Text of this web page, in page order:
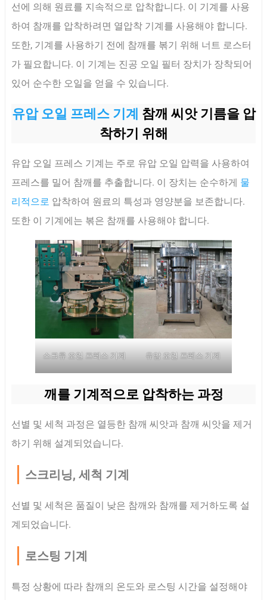
선에 의해 원료를 지속적으로 압착합니다. 이 기계를 사용
하여 참깨를 압착하려면 열압착 기계를 사용해야 합니다.
또한, 기계를 사용하기 전에 참깨를 볶기 위해 너트 로스터
가 필요합니다. 이 기계는 진공 오일 필터 장치가 장착되어
있어 순수한 오일을 얻을 수 있습니다.
유압 오일 프레스 기계 참깨 씨앗 기름을 압
착하기 위해
유압 오일 프레스 기계는 주로 유압 오일 압력을 사용하여
프레스를 밀어 참깨를 추출합니다. 이 장치는 순수하게 물
리적으로 압착하여 원료의 특성과 영양분을 보존합니다.
또한 이 기계에는 볶은 참깨를 사용해야 합니다.
스크류 오일 프레스 기계 유압 오일 프레스 기계
깨를 기계적으로 압착하는 과정
선별 및 세척 과정은 열등한 참깨 씨앗과 참깨 씨앗을 제거
하기 위해 설계되었습니다.
스크리닝, 세척 기계
선별 및 세척은 품질이 낮은 참깨와 참깨를 제거하도록 설
계되었습니다.
로스팅 기계
특정 상황에 따라 참깨의 온도와 로스팅 시간을 설정해야